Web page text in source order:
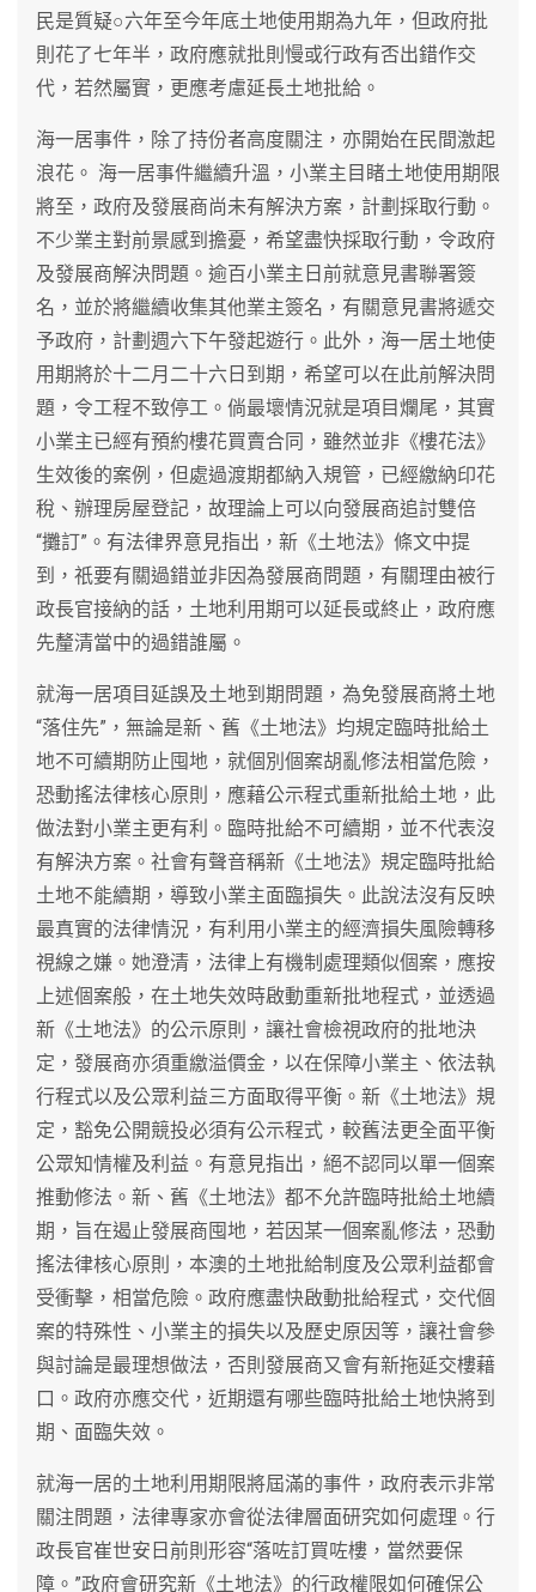
民是質疑○六年至今年底土地使用期為九年，但政府批
則花了七年半，政府應就批則慢或行政有否出錯作交
代，若然屬實，更應考慮延長土地批給。
海一居事件，除了持份者高度關注，亦開始在民間激起
浪花。 海一居事件繼續升溫，小業主目睹土地使用期限
將至，政府及發展商尚未有解決方案，計劃採取行動。
不少業主對前景感到擔憂，希望盡快採取行動，令政府
及發展商解決問題。逾百小業主日前就意見書聯署簽
名，並於將繼續收集其他業主簽名，有關意見書將遞交
予政府，計劃週六下午發起遊行。此外，海一居土地使
用期將於十二月二十六日到期，希望可以在此前解決問
題，令工程不致停工。倘最壞情況就是項目爛尾，其實
小業主已經有預約樓花買賣合同，雖然並非《樓花法》
生效後的案例，但處過渡期都納入規管，已經繳納印花
稅、辦理房屋登記，故理論上可以向發展商追討雙倍
“攤訂”。有法律界意見指出，新《土地法》條文中提
到，祇要有關過錯並非因為發展商問題，有關理由被行
政長官接納的話，土地利用期可以延長或終止，政府應
先釐清當中的過錯誰屬。
就海一居項目延誤及土地到期問題，為免發展商將土地
“落住先”，無論是新、舊《土地法》均規定臨時批給土
地不可續期防止囤地，就個別個案胡亂修法相當危險，
恐動搖法律核心原則，應藉公示程式重新批給土地，此
做法對小業主更有利。臨時批給不可續期，並不代表沒
有解決方案。社會有聲音稱新《土地法》規定臨時批給
土地不能續期，導致小業主面臨損失。此說法沒有反映
最真實的法律情況，有利用小業主的經濟損失風險轉移
視線之嫌。她澄清，法律上有機制處理類似個案，應按
上述個案般，在土地失效時啟動重新批地程式，並透過
新《土地法》的公示原則，讓社會檢視政府的批地決
定，發展商亦須重繳溢價金，以在保障小業主、依法執
行程式以及公眾利益三方面取得平衡。新《土地法》規
定，豁免公開競投必須有公示程式，較舊法更全面平衡
公眾知情權及利益。有意見指出，絕不認同以單一個案
推動修法。新、舊《土地法》都不允許臨時批給土地續
期，旨在遏止發展商囤地，若因某一個案亂修法，恐動
搖法律核心原則，本澳的土地批給制度及公眾利益都會
受衝擊，相當危險。政府應盡快啟動批給程式，交代個
案的特殊性、小業主的損失以及歷史原因等，讓社會參
與討論是最理想做法，否則發展商又會有新拖延交樓藉
口。政府亦應交代，近期還有哪些臨時批給土地快將到
期、面臨失效。
就海一居的土地利用期限將屆滿的事件，政府表示非常
關注問題，法律專家亦會從法律層面研究如何處理。行
政長官崔世安日前則形容“落咗訂買咗樓，當然要保
障。”政府會研究新《土地法》的行政權限如何確保公